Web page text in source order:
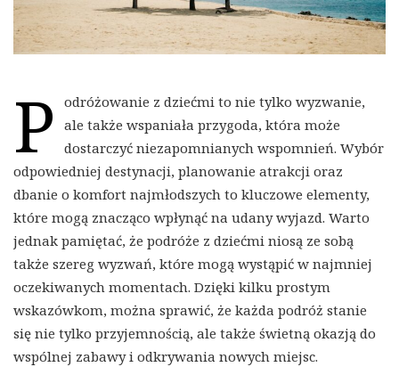
P
odróżowanie z dziećmi to nie tylko wyzwanie,
ale także wspaniała przygoda, która może
dostarczyć niezapomnianych wspomnień. Wybór
odpowiedniej destynacji, planowanie atrakcji oraz
dbanie o komfort najmłodszych to kluczowe elementy,
które mogą znacząco wpłynąć na udany wyjazd. Warto
jednak pamiętać, że podróże z dziećmi niosą ze sobą
także szereg wyzwań, które mogą wystąpić w najmniej
oczekiwanych momentach. Dzięki kilku prostym
wskazówkom, można sprawić, że każda podróż stanie
się nie tylko przyjemnością, ale także świetną okazją do
wspólnej zabawy i odkrywania nowych miejsc.